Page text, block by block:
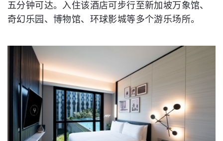
五分钟可达。入住该酒店可步行至新加坡万象馆、
奇幻乐园、博物馆、环球影城等多个游乐场所。